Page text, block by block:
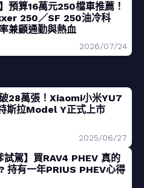
預算16萬元250檔車推薦！
250／SF 250油冷科
兼顧通勤與熱血
2026/07/24
28萬張！Xiaomi小米YU7
斯拉Model Y正式上市
2025/06/27
試駕】買RAV4 PHEV 真的
持有一年PRIUS PHEV心得